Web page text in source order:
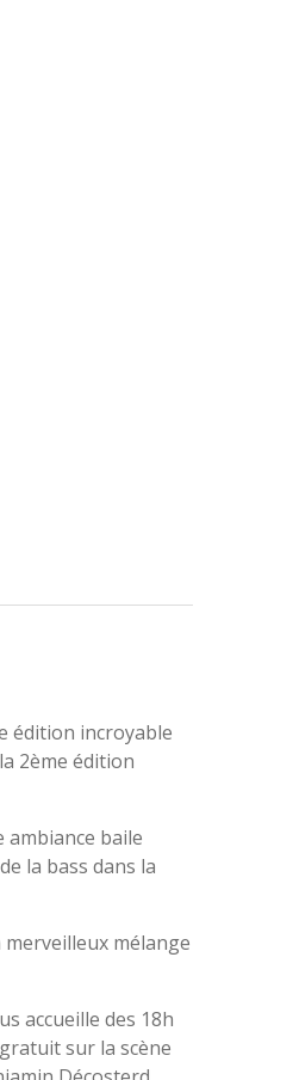
édition incroyable
2ème édition
ambiance baile
la bass dans la
mélange
accueille des 18h
sur la scène